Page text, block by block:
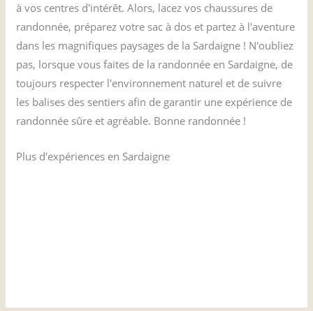
à vos centres d'intérêt. Alors, lacez vos chaussures de
randonnée, préparez votre sac à dos et partez à l'aventure
dans les magnifiques paysages de la Sardaigne ! N'oubliez
pas, lorsque vous faites de la randonnée en Sardaigne, de
toujours respecter l'environnement naturel et de suivre
les balises des sentiers afin de garantir une expérience de
randonnée sûre et agréable. Bonne randonnée !
Plus d'expériences en Sardaigne